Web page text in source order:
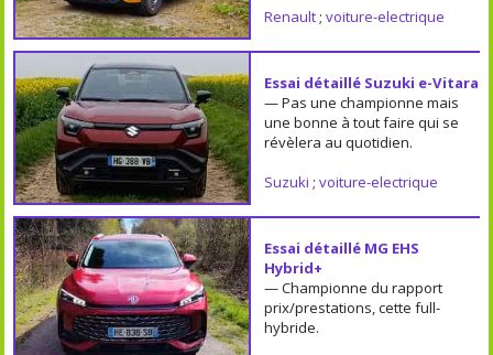
Renault; voiture-electrique
Essai détaillé Suzuki e-Vitara
— Pas une championne mais
une bonne à tout faire qui se
révèlera au quotidien.
Suzuki ; voiture-electrique
Essai détaillé MG EHS
Hybrid+
— Championne du rapport
prix/prestations, cette full-
hybride.